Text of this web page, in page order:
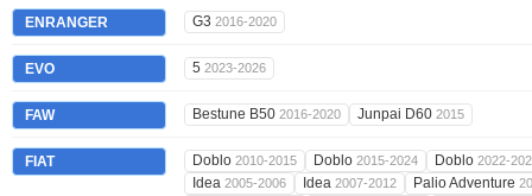
ENRANGER G3 2016-2020
EVO 5 2023-2026
FAW Bestune B50 2016-2020 Junpai D60 2015
FIAT Doblo 2010-2015 Doblo 2015-2024 Doblo 2022-
Idea 2005-2006 Idea 2007-2012 Palio Adventure